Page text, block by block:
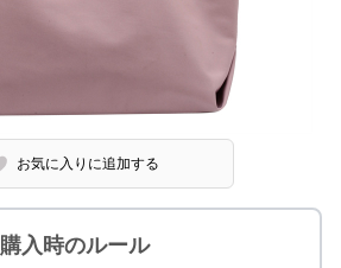
お気に入りに追加する
購入時のルール